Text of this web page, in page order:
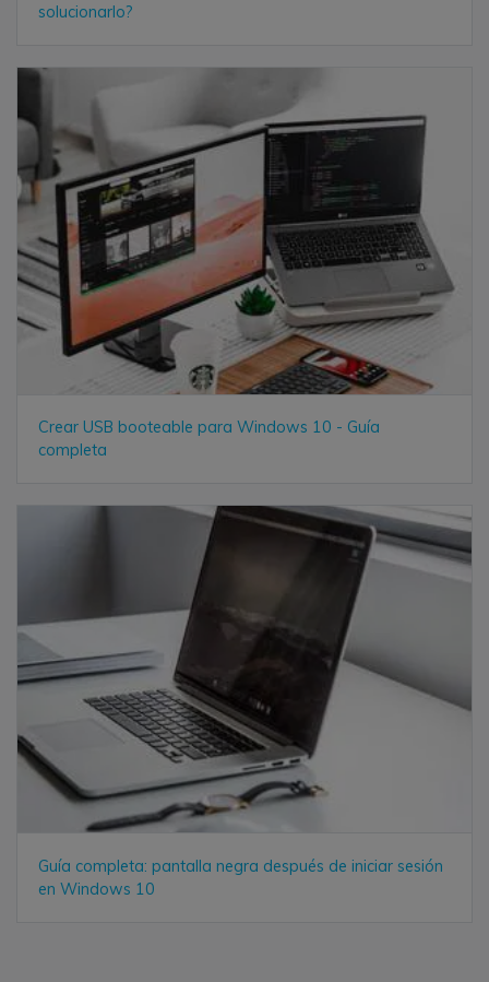
solucionarlo?
Crear USB booteable para Windows 10 - Guía
completa
Guía completa: pantalla negra después de iniciar sesión
en Windows 10